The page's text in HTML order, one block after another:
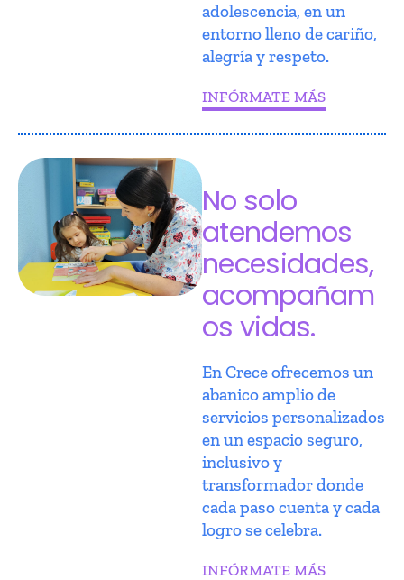
adolescencia, en un
entorno lleno de cariño,
alegría y respeto.
INFÓRMATE MÁS
No solo
atendemos
necesidades,
acompañam
os vidas.
En Crece ofrecemos un
abanico amplio de
servicios personalizados
en un espacio seguro,
inclusivo y
transformador donde
cada paso cuenta y cada
logro se celebra.
INFÓRMATE MÁS